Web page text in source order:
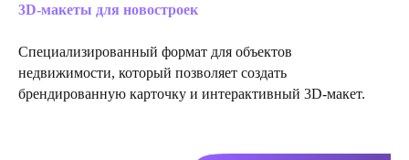
3D-макеты для новостроек
Специализированный формат для объектов
недвижимости, который позволяет создать
брендированную карточку и интерактивный 3D-макет.